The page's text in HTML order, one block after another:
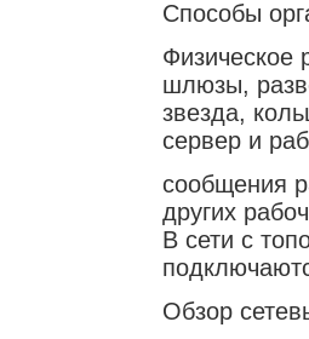
Способы
Физическое
шлюзы,
звезда,
сервер и
сообщения
других
В сети с
Обзор